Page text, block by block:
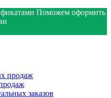
Поможем оформить
продаж
заказов